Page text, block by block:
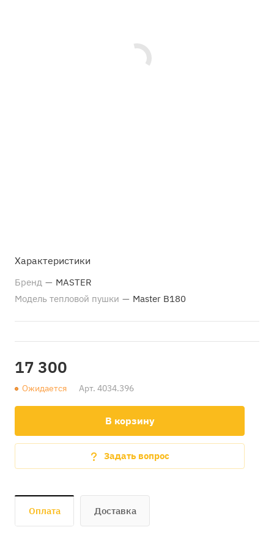
Характеристики
Бренд — MASTER
Модель тепловой пушки — Master B180
17 300
Ожидается Арт. 4034.396
В корзину
Задать вопрос
Оплата Доставка